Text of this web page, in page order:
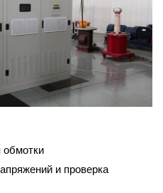
обмотки
и проверка